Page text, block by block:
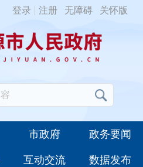
登录 注册 无障碍 关怀版
市政府 政务要闻
互动交流 数据发布